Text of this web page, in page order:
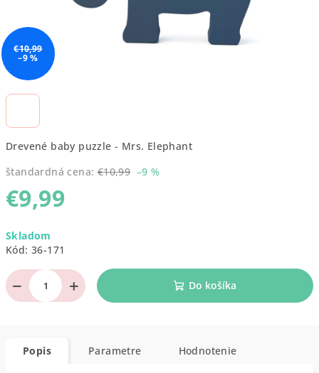
Drevené baby puzzle - Mrs. Elephant
štandardná cena: €10,99 –9 %
€9,99
cena:
Skladom
Kód: 36-171
+
− Do košíka
€10,99
–9 %
Popis Parametre Hodnotenie